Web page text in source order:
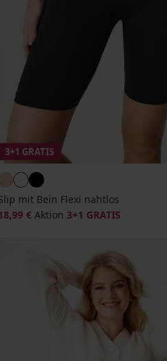
3+1 GRATIS
mit Bein Flexi nahtlos
€ Aktion 3+1 GRATIS